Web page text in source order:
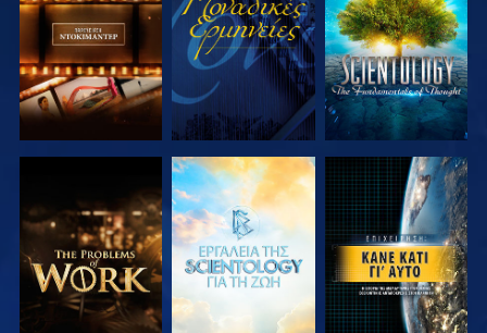
ΤΗ ΣΕΙΡΑ
ΤΗ ΣΕΙΡΑ
ΕΞΕΡΕΥΝΗΣΤΕ
ΤΗ ΣΕΙΡΑ
ΕΞΕΡΕΥΝΗΣΤΕ
ΤΗ ΣΕΙΡΑ
ΠΑΡΑΚΟΛΟΥΘΗΣΤΕ